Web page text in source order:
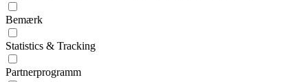
Bemærk
Statistics & Tracking
Partnerprogramm